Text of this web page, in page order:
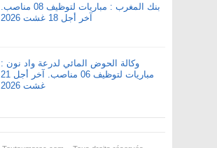
بنك المغرب : مباريات لتوظيف 08 مناصب.
آخر أجل 18 غشت 2026
وكالة الحوض المائي لدرعة واد نون :
مباريات لتوظيف 06 مناصب. آخر أجل 21
غشت 2026